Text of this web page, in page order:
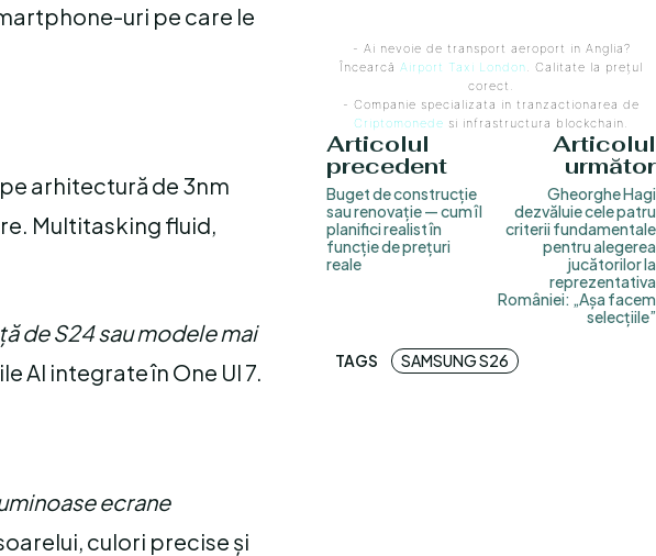
uri pe care le
arhitectură de 3nm
Multitasking fluid,
de S24 sau modele mai
AI integrate în One UI 7.
ecrane
culori precise și
- Ai nevoie de transport aeroport in Anglia?
Încearcă Airport Taxi London. Calitate la prețul
corect.
- Companie specializata in tranzactionarea de
Criptomonede si infrastructura blockchain.
Articolul
precedent
Buget de construcție
sau renovație — cum îl
planifici realist în
funcție de prețuri
reale
Articolul
următor
Gheorghe Hagi
dezvăluie cele patru
criterii fundamentale
pentru alegerea
jucătorilor la
reprezentativa
României: „Așa facem
selecțiile”
TAGS SAMSUNG S26